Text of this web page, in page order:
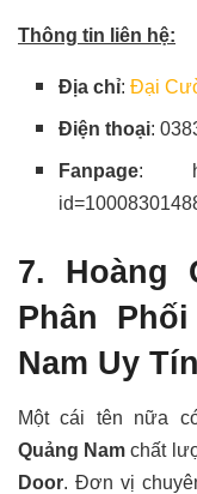
Thông tin liên hệ:
Địa chỉ:Đại
Điện thoại:
Fanpage:
7. Hoàng
Phân
Nam Uy Tín
Một cái tên nữa
Quảng Namchất
Door. Đơn vị